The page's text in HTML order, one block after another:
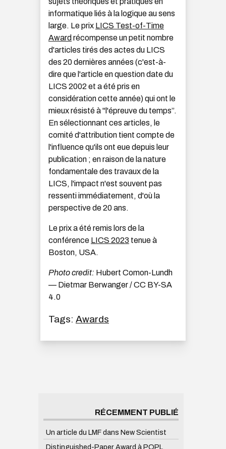
informatique liés à la logique au sens
large. Le prix LICS Test-of-Time
Award récompense un petit nombre
d'articles tirés des actes du LICS
des 20 dernières années (c'est-à-
dire que l'article en question date du
LICS 2002 et a été pris en
considération cette année) qui ont le
mieux résisté à "l'épreuve du temps”.
En sélectionnant ces articles, le
comité d'attribution tient compte de
l'influence qu'ils ont eue depuis leur
publication ; en raison de la nature
fondamentale des travaux de la
LICS, l'impact n'est souvent pas
ressenti immédiatement, d'où la
perspective de 20 ans.
Le prix a été remis lors de la
conférence LICS 2023 tenue à
Boston, USA.
Photo credit: Hubert Comon-Lundh
— Dietmar Berwanger / CC BY-SA
4.0
Tags: Awards
RÉCEMMENT PUBLIÉ
Un article du LMF dans New Scientist
Distinguished-Paper Award à POPL